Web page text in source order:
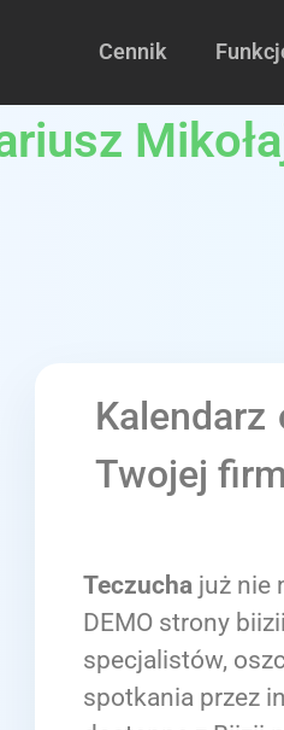
Cennik
Kalendarz
Twojej
Teczucha już nie
DEMO strony
specjalistów,
spotkania przez